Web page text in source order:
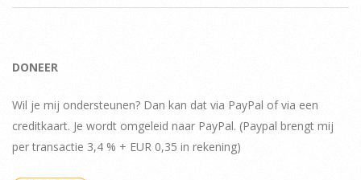
24
DONEER
Wil je mij ondersteunen? Dan kan dat via PayPal of via een
creditkaart. Je wordt omgeleid naar PayPal. (Paypal brengt mij
per transactie 3,4 % + EUR 0,35 in rekening)